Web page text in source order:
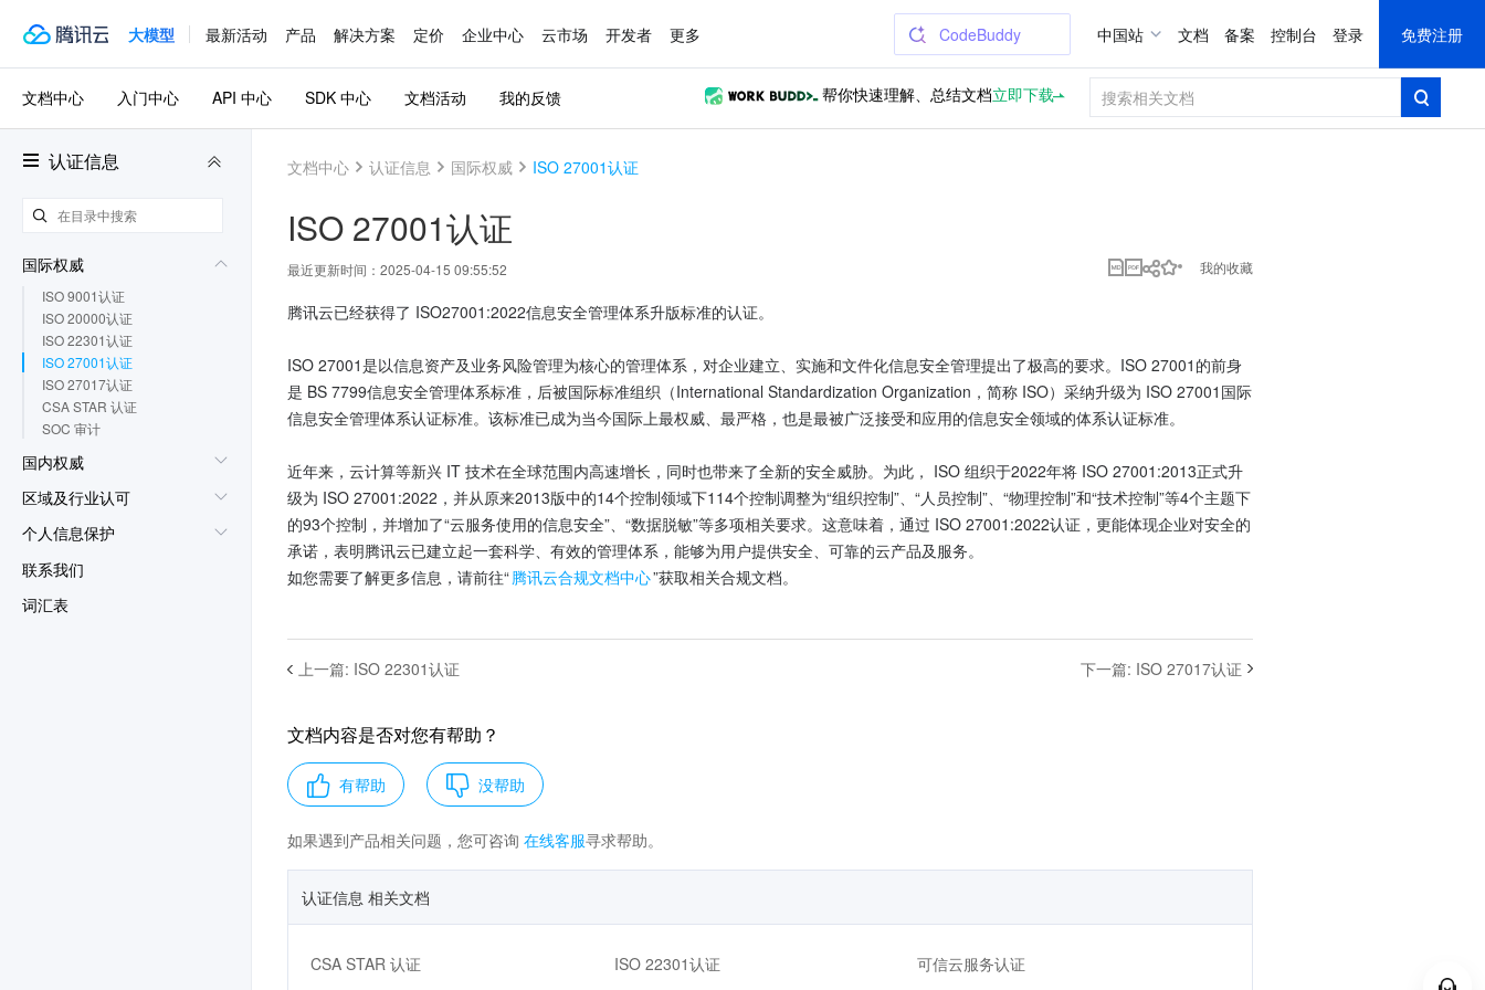
大模型 最新活动 产品 解决方案 定价 企业中心 云市场 开发者 更多 CodeBuddy 中国站 文档 备案 控制台 登录 免费注册
认证信息
国际权威
ISO 9001认证
ISO 20000认证
ISO 22301认证
ISO 27001认证
ISO 27017认证
CSA STAR 认证
SOC 审计
国内权威
区域及行业认可
个人信息保护
联系我们
词汇表
文档中心 入门中心 API 中心 SDK 中心 文档活动 我的反馈 帮你快速理解、总结文档立即下载
文档中心 认证信息 国际权威 ISO 27001认证
ISO 27001认证
最近更新时间： 2025-04-15 09:55:52 我的收藏
腾讯云已经获得了 ISO27001:2022信息安全管理体系升版标准的认证。
ISO 27001是以信息资产及业务风险管理为核心的管理体系，对企业建立、实施和文件化信息安全管理提出了极高的要求。ISO 27001的前身
是 BS 7799信息安全管理体系标准，后被国际标准组织（International Standardization Organization，简称 ISO）采纳升级为 ISO 27001国际
信息安全管理体系认证标准。该标准已成为当今国际上最权威、最严格，也是最被广泛接受和应用的信息安全领域的体系认证标准。
近年来，云计算等新兴 IT 技术在全球范围内高速增长，同时也带来了全新的安全威胁。为此， ISO 组织于2022年将 ISO 27001:2013正式升
级为 ISO 27001:2022，并从原来2013版中的14个控制领域下114个控制调整为“组织控制”、“人员控制”、“物理控制”和“技术控制”等4个主题下
的93个控制，并增加了“云服务使用的信息安全”、“数据脱敏”等多项相关要求。这意味着，通过 ISO 27001:2022认证，更能体现企业对安全的
承诺，表明腾讯云已建立起一套科学、有效的管理体系，能够为用户提供安全、可靠的云产品及服务。
如您需要了解更多信息，请前往“腾讯云合规文档中心”获取相关合规文档。
上一篇: ISO 22301认证 下一篇: ISO 27017认证
文档内容是否对您有帮助？
有帮助 没帮助
如果遇到产品相关问题，您可咨询 在线客服寻求帮助。
认证信息 相关文档
CSA STAR 认证 ISO 22301认证 可信云服务认证